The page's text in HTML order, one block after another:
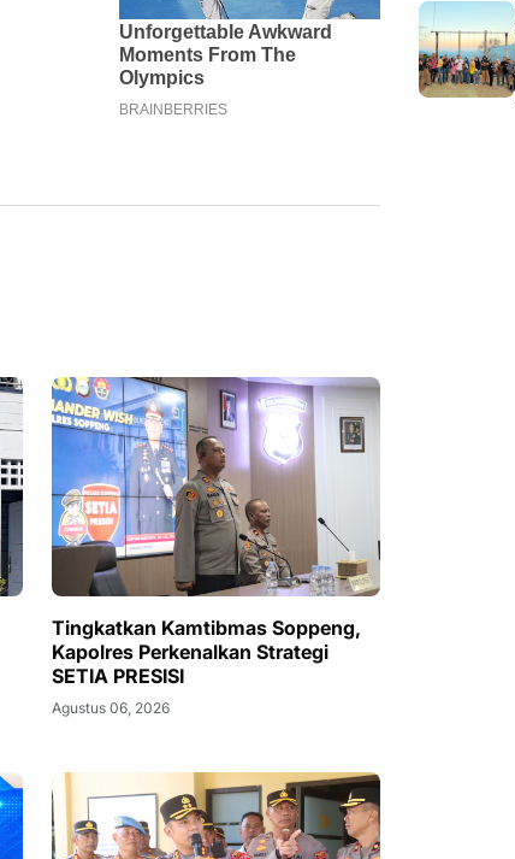
Tingkatkan Kamtibmas Soppeng,
Kapolres Perkenalkan Strategi
SETIA PRESISI
Agustus 06, 2026